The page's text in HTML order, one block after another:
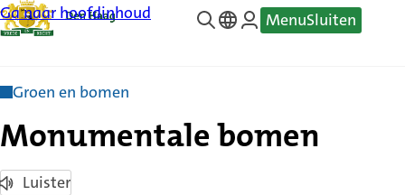
Ga naar hoofdinhoud
—
MenuSluiten
Groen en bomen
Monumentale bomen
Luister